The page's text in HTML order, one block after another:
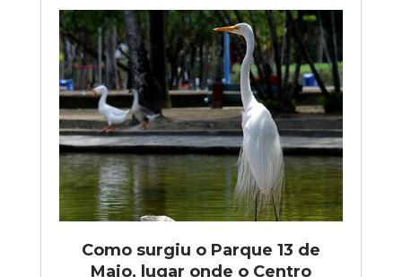
Como surgiu o Parque 13 de
Maio, lugar onde o Centro